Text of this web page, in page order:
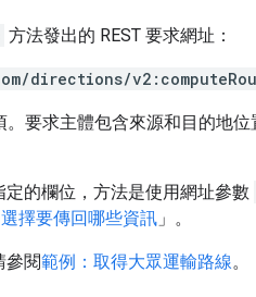
方法發出的 REST 要求網址：
directions/
。要求主體包含來源和目的地
定的欄位，方法是使用網址參數
選擇要傳回哪些資訊 」。
參閱範例：取得大眾運輸路線。